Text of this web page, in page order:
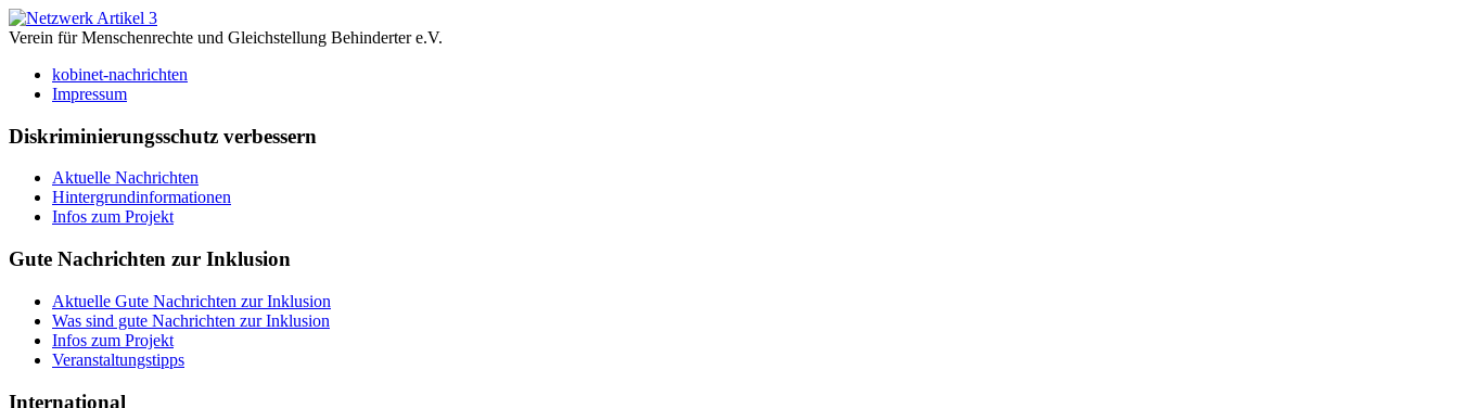
Verein für Menschenrechte und Gleichstellung Behinderter e.V.
kobinet-nachrichten
Impressum
Diskriminierungsschutz verbessern
Aktuelle Nachrichten
Hintergrundinformationen
Infos zum Projekt
Gute Nachrichten zur Inklusion
Aktuelle Gute Nachrichten zur Inklusion
Was sind gute Nachrichten zur Inklusion
Infos zum Projekt
Veranstaltungstipps
International